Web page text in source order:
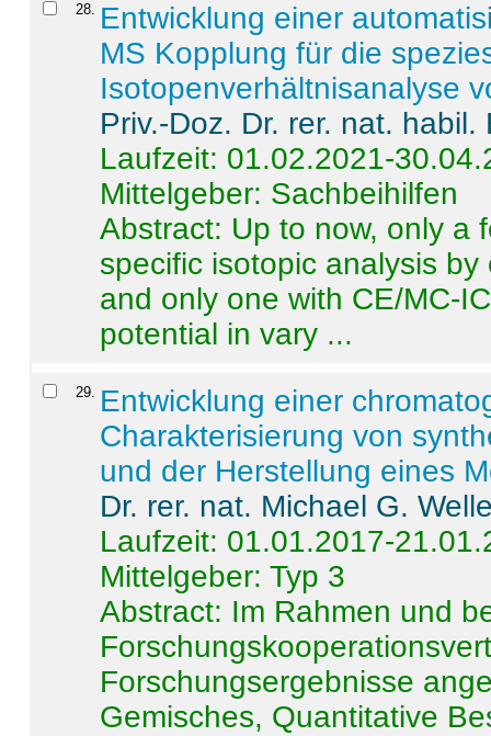
28. Entwicklung einer
MS Kopplung für die
Isotopenverhältnisanalyse
Priv.-Doz. Dr. rer. nat.
Laufzeit: 01.02.2021-
Mittelgeber: Sachbeihilfen
Abstract: Up to now, only a
specific isotopic analysis
and only one with CE/MC-
potential in vary ...
29. Entwicklung einer
Charakterisierung von
und der Herstellung eines
Dr. rer. nat. Michael G.
Laufzeit: 01.01.2017-
Mittelgeber: Typ 3
Abstract: Im Rahmen und
Forschungsergebnisse
Gemisches, Quantitative